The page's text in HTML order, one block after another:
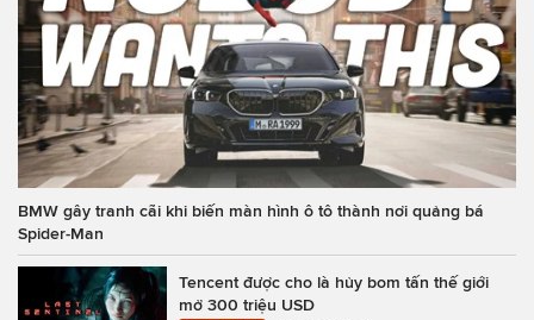
BMW gây tranh cãi khi biến màn hình ô tô thành nơi quảng bá
Spider-Man
Tencent được cho là hủy bom tấn thế giới
mở 300 triệu USD